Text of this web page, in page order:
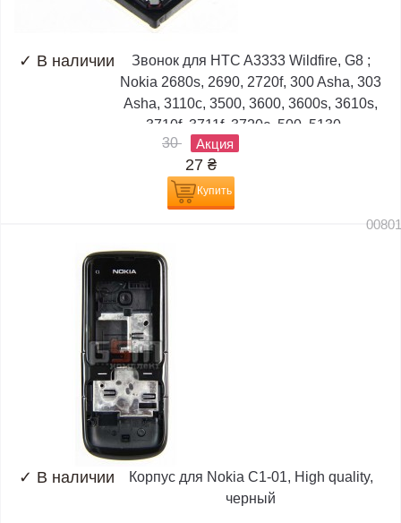
✓ В наличии
Звонок для HTC A3333 Wildfire, G8 ;
Nokia 2680s, 2690, 2720f, 300 Asha, 303
Asha, 3110c, 3500, 3600, 3600s, 3610s,
3710f, 3711f, 3720c, 500, 5130,...
30
Акция
27 ₴
Купить
✓ В наличии
Корпус для Nokia C1-01, High quality,
черный